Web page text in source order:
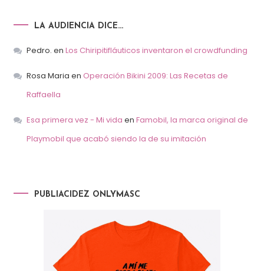
LA AUDIENCIA DICE…
Pedro. en Los Chiripitifláuticos inventaron el crowdfunding
Rosa Maria en Operación Bikini 2009: Las Recetas de
Raffaella
Esa primera vez - Mi vida en Famobil, la marca original de
Playmobil que acabó siendo la de su imitación
PUBLIACIDEZ ONLYMASC